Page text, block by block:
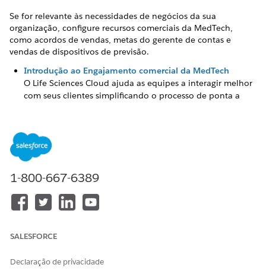
Se for relevante às necessidades de negócios da sua
organização, configure recursos comerciais da MedTech,
como acordos de vendas, metas do gerente de contas e
vendas de dispositivos de previsão.
Introdução ao Engajamento comercial da MedTech
O Life Sciences Cloud ajuda as equipes a interagir melhor
com seus clientes simplificando o processo de ponta a
suas unidades de vendas e comerciais. Explore uma
organização de avaliação e, em seguida, conheça o que
está incluído, qual configuração recomendamos e como
Os fabricantes de dispositivos médicos podem gerenciar
podem gerenciar previsões específicas de conta e produto
1-800-667-6389
SALESFORCE
Declaração de privacidade